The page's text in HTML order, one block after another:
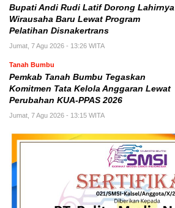
Bupati Andi Rudi Latif Dorong Lahirnya
Wirausaha Baru Lewat Program
Pelatihan Disnakertrans
Jumat, 7 Agu 2026 - 13:26 WITA
Tanah Bumbu
Pemkab Tanah Bumbu Tegaskan
Komitmen Tata Kelola Anggaran Lewat
Perubahan KUA-PPAS 2026
Jumat, 7 Agu 2026 - 13:15 WITA